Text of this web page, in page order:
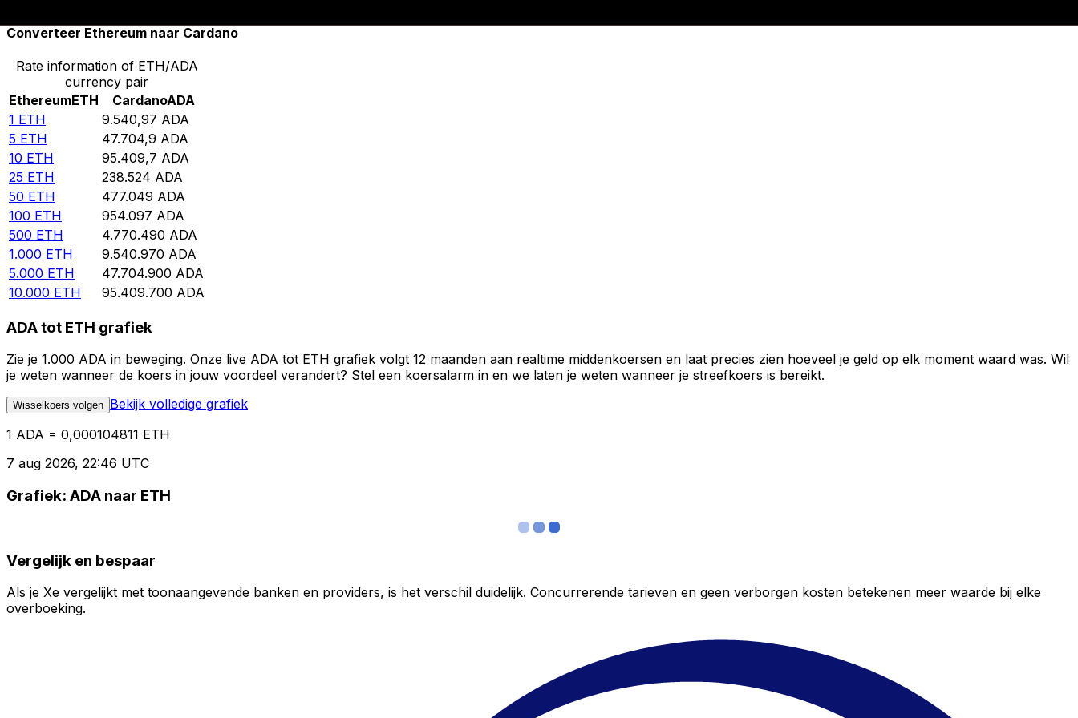
Converteer Ethereum naar Cardano
Rate information of ETH/ADA
currency pair
EthereumETH CardanoADA
1 ETH 9.540,97 ADA
5 ETH 47.704,9 ADA
10 ETH 95.409,7 ADA
25 ETH 238.524 ADA
50 ETH 477.049 ADA
100 ETH 954.097 ADA
500 ETH 4.770.490 ADA
1.000 ETH 9.540.970 ADA
5.000 ETH 47.704.900 ADA
10.000 ETH 95.409.700 ADA
ADA tot ETH grafiek
Zie je 1.000 ADA in beweging. Onze live ADA tot ETH grafiek volgt 12 maanden aan realtime middenkoersen en laat precies zien hoeveel je geld op elk moment waard was. Wil
je weten wanneer de koers in jouw voordeel verandert? Stel een koersalarm in en we laten je weten wanneer je streefkoers is bereikt.
Wisselkoers volgen Bekijk volledige grafiek
1 ADA = 0,000104811 ETH
7 aug 2026, 22:46 UTC
Grafiek: ADA naar ETH
Vergelijk en bespaar
Als je Xe vergelijkt met toonaangevende banken en providers, is het verschil duidelijk. Concurrerende tarieven en geen verborgen kosten betekenen meer waarde bij elke
overboeking.